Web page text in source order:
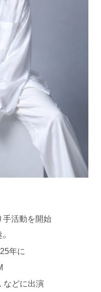
手活動を開始
年に
などに出演